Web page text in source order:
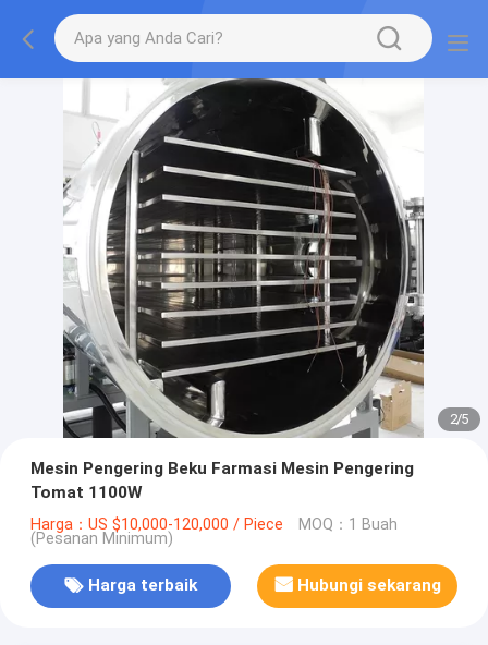
2/5
Mesin Pengering Beku Farmasi Mesin Pengering
Tomat 1100W
Harga：US $10,000-120,000 / Piece MOQ：1 Buah
(Pesanan Minimum)
Harga terbaik Hubungi sekarang